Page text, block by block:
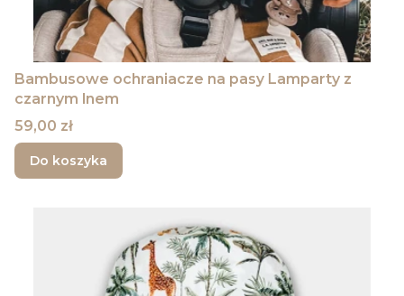
Bambusowe ochraniacze na pasy Lamparty z
czarnym lnem
Cena
59,00 zł
Do koszyka